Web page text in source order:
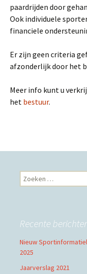
paardrijden door
Ook individuele
financiele
Er zijn geen criteria
afzonderlijk door het
Meer info kunt u
het bestuur.
Zoeken
naar:
Recente
Nieuw
2025
Jaarverslag 2021